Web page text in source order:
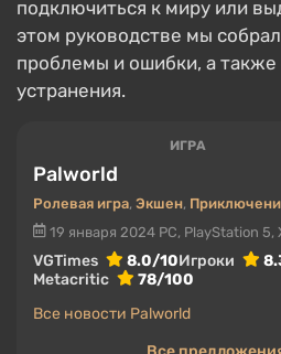
подключиться к миру или
этом руководстве мы
проблемы и ошибки, а также
устранения.
ИГРА
Palworld
Ролевая игра, Экшен,
19 января 2024 PC, PlayStation 5,
VGTimes 8.0/10Игроки
Metacritic
78/100
Все новости Palworld